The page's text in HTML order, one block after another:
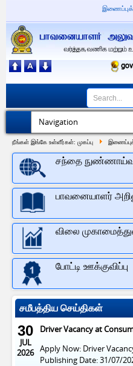
நீங்கள் இங்கே உள்ளீர்கள்: முகப்பு
சந்தை
பாவனையாளர்
விலை
போட்டி ஊக்குவிப்பு
சமீபத்திய செய்திகள்
30
JUL
2026
Driver Vacancy at
Apply Now: Driver
Publishing Date: 31/07/